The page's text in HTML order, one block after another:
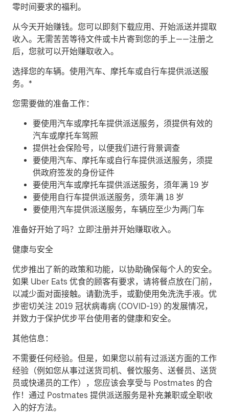
零时间要求的福利。
从今天开始赚钱。 您可以即刻下载应用、开始派送并提取
收入。无需苦苦等待文件或卡片寄到您的手上——注册之
后，您就可以开始赚取收入。
​选择您的车辆。使用汽车、摩托车或自行车提供派送服
务。*
您需要做的准备工作：
要使用汽车或摩托车提供派送服务，须提供有效的
汽车或摩托车驾照
提供社会保险号，以便我们进行背景调查
要使用汽车、摩托车或自行车提供派送服务，须提
供政府签发的身份证件
要使用汽车或摩托车提供派送服务，须年满 19 岁
要使用自行车提供派送服务，须年满 18 岁
要使用汽车提供派送服务，车辆应至少为两门车
准备好开始了吗？立即注册并开始赚取收入。
健康与安全
优步推出了新的政策和功能，以协助确保每个人的安全。
如果 Uber Eats 优食的顾客有要求，请将餐点放在门前，
以减少面对面接触。请勤洗手，或勤使用免洗洗手液。优
步密切关注 2019 冠状病毒病 (COVID-19) 的发展情况，
并致力于保护优步平台使用者的健康和安全。
其他信息：
不需要任何经验。但是，如果您以前有过派送方面的工作
经验（例如您从事过送货司机、餐饮服务、送餐员、送货
员或快递员的工作），您应该会享受与 Postmates 的合
作！通过 Postmates 提供派送服务是补充兼职或全职收
入的好方法。